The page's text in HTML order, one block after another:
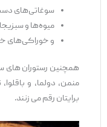
سوغاتی‌های دست‌
میوه‌ها و سبزیجات
و خوراکی‌های
همچنین رستوران ‌های
منمن، دولما، و
برایتان رقم می ‌زنند.